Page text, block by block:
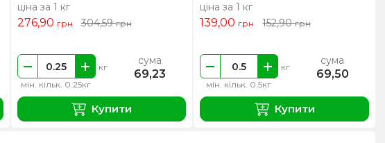
ціна за 1 кг
276,90 грн 304,59грн
мін. кільк. 0.25кг
кг сума
69,23
Купити
ціна за 1 кг
139,00 грн 152,90грн
мін. кільк. 0.5кг
кг сума
69,50
Купити